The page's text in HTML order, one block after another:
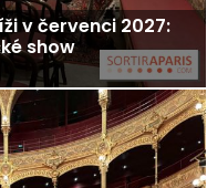
v červenci 2027:
show